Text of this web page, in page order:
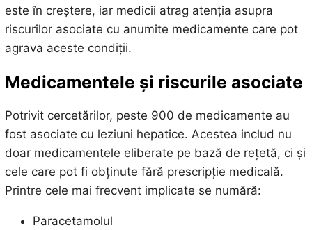
este în creștere, iar medicii atrag atenția asupra
riscurilor asociate cu anumite medicamente care pot
agrava aceste condiții.
Medicamentele și riscurile asociate
Potrivit cercetărilor, peste 900 de medicamente au
fost asociate cu leziuni hepatice. Acestea includ nu
doar medicamentele eliberate pe bază de rețetă, ci și
cele care pot fi obținute fără prescripție medicală.
Printre cele mai frecvent implicate se numără:
Paracetamolul